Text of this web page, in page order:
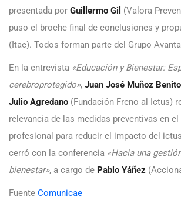
presentada por Guillermo Gil (Valora
puso el broche final de conclusiones y
(Itae). Todos forman parte del Grupo
En la entrevista «Educación y Bienestar:
cerebroprotegido», Juan José Muñoz Benito
Julio Agredano (Fundación Freno al Ictus)
relevancia de las medidas preventivas en
profesional para reducir el impacto del
cerró con la conferencia «Hacia una
bienestar», a cargo de Pablo Yáñez
Fuente Comunicae